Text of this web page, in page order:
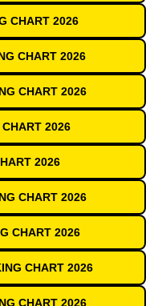
CHART 2026
CHART 2026
CHART 2026
2026
2026
CHART 2026
CHART 2026
CHART 2026
CHART 2026